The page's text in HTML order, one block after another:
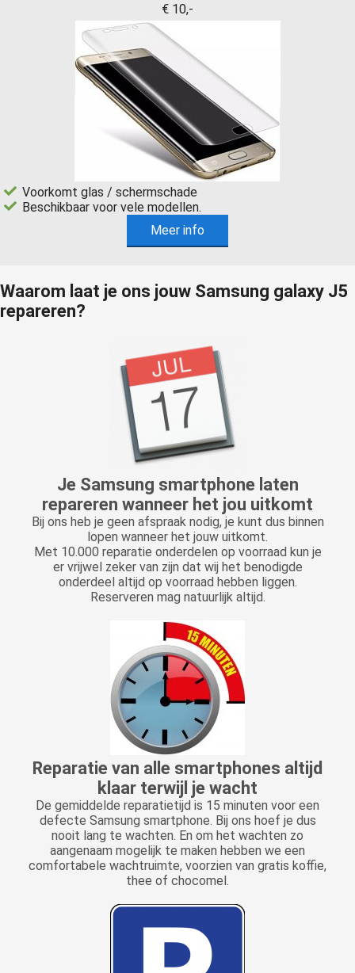
€ 10,-
Voorkomt glas / schermschade
Beschikbaar voor vele modellen.
Meer info
Waarom laat je ons jouw Samsung galaxy J5
repareren?
Je Samsung smartphone laten
repareren wanneer het jou uitkomt
Bij ons heb je geen afspraak nodig, je kunt dus binnen
lopen wanneer het jouw uitkomt.
Met 10.000 reparatie onderdelen op voorraad kun je
er vrijwel zeker van zijn dat wij het benodigde
onderdeel altijd op voorraad hebben liggen.
Reserveren mag natuurlijk altijd.
Reparatie van alle smartphones altijd
klaar terwijl je wacht
De gemiddelde reparatietijd is 15 minuten voor een
defecte Samsung smartphone. Bij ons hoef je dus
nooit lang te wachten. En om het wachten zo
aangenaam mogelijk te maken hebben we een
comfortabele wachtruimte, voorzien van gratis koffie,
thee of chocomel.